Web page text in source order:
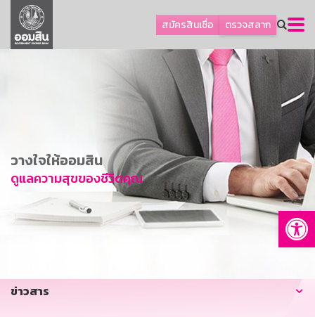
สมัครสินเชื่อ ตรวจสลาก
ลูกค้าธุรกิจ
ลูกค้าผู้ประกอบรายย่อย
การพัฒนาที่ยั่งยืน
ข่าวสาร
บริการทางการเงิน
อื่นๆ
วางใจให้ออมสิน
ดูแลความสุขของชีวิตคุณ
ข่าวสาร